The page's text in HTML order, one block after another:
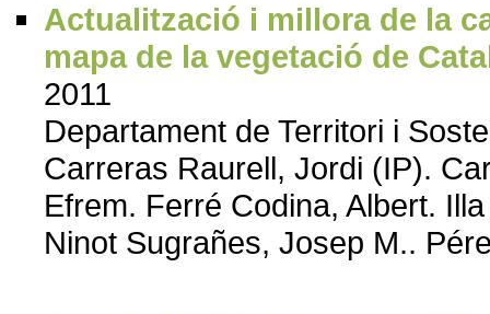
Actualització i millora de la
mapa de la vegetació de
2011
Departament de Territori i
Carreras Raurell, Jordi (IP).
Efrem. Ferré Codina, Albert.
Ninot Sugrañes, Josep M..